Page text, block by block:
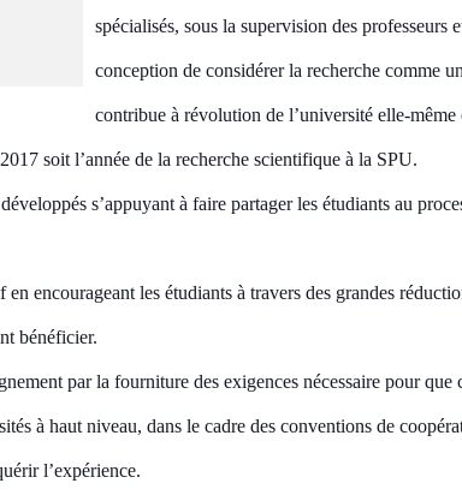
spécialisés, sous la supervision des
conception de considérer la recherche comme
contribue à révolution de l’université elle-
2017 soit l’année de la recherche scientifiqueà la SPU.
s’appuyantà faire partager les étudiants au
encourageant les étudiants à travers des grandes
bénéficier.
par la fourniture des exigences nécessaire pour que
à haut niveau, dans le cadre des conventions de
l’expérience.